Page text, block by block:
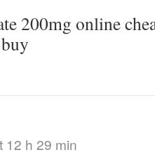
200mg online
12 h 29 min